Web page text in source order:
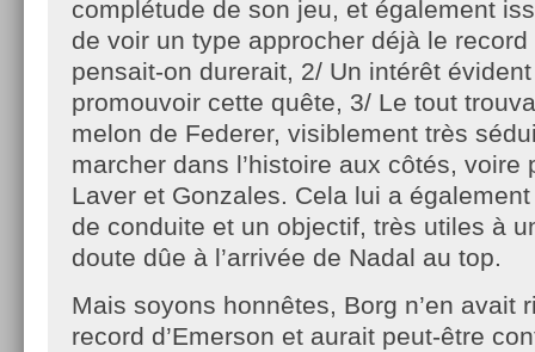
complétude de son jeu, et également
de voir un type approcher déjà le
pensait-on durerait, 2/ Un intérêt
promouvoir cette quête, 3/ Le tout
melon de Federer, visiblement très
marcher dans l’histoire aux côtés, voire
Laver et Gonzales. Cela lui a
de conduite et un objectif, très utiles à
doute dûe à l’arrivée de Nadal au top.
Mais soyons honnêtes, Borg n’en avait
record d’Emerson et aurait peut-être